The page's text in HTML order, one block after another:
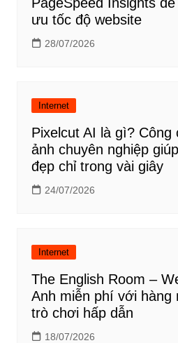
ưu tốc độ website
28/07/2026
Internet
Pixelcut AI là gì? Công
ảnh chuyên nghiệp
đẹp chỉ trong vài giây
24/07/2026
Internet
The English Room –
Anh miễn phí với hàng
trò chơi hấp dẫn
18/07/2026